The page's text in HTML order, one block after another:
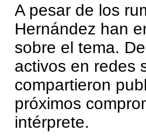
A pesar de los
Hernández han
sobre el tema.
activos en redes
compartieron
próximos
intérprete.